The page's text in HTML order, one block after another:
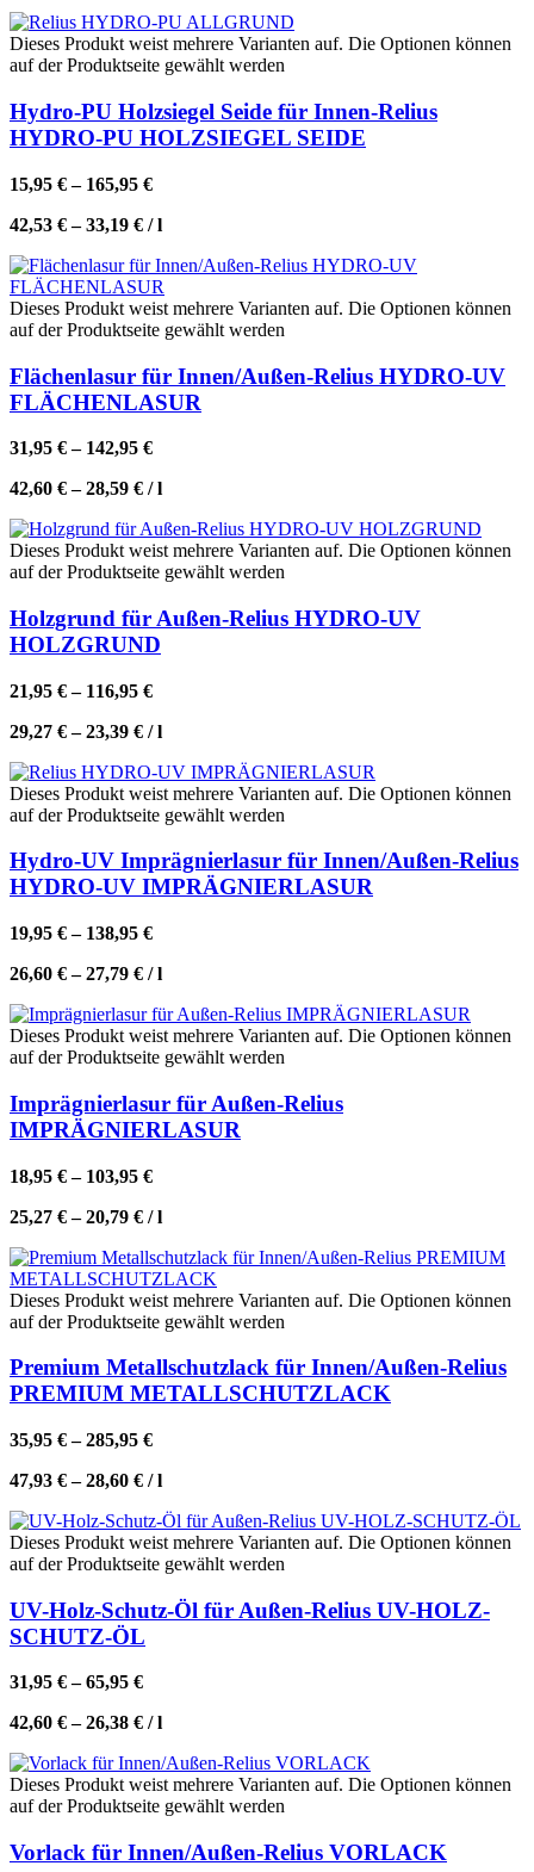
Dieses Produkt weist mehrere Varianten auf. Die Optionen können
auf der Produktseite gewählt werden
Hydro-PU Holzsiegel Seide für Innen-Relius
HYDRO-PU HOLZSIEGEL SEIDE
15,95 €– 165,95 €
42,53 €–33,19 € /l
Dieses Produkt weist mehrere Varianten auf. Die Optionen können
auf der Produktseite gewählt werden
Flächenlasur für Innen/Außen-Relius HYDRO-UV
FLÄCHENLASUR
31,95 €– 142,95 €
42,60 €–28,59 € /l
Dieses Produkt weist mehrere Varianten auf. Die Optionen können
auf der Produktseite gewählt werden
Holzgrund für Außen-Relius HYDRO-UV
HOLZGRUND
21,95 €– 116,95 €
29,27 €–23,39 € /l
Dieses Produkt weist mehrere Varianten auf. Die Optionen können
auf der Produktseite gewählt werden
Hydro-UV Imprägnierlasur für Innen/Außen-Relius
HYDRO-UV IMPRÄGNIERLASUR
19,95 €– 138,95 €
26,60 €–27,79 € /l
Dieses Produkt weist mehrere Varianten auf. Die Optionen können
auf der Produktseite gewählt werden
Imprägnierlasur für Außen-Relius
IMPRÄGNIERLASUR
18,95 €– 103,95 €
25,27 €–20,79 € /l
Dieses Produkt weist mehrere Varianten auf. Die Optionen können
auf der Produktseite gewählt werden
Premium Metallschutzlack für Innen/Außen-Relius
PREMIUM METALLSCHUTZLACK
35,95 €–285,95 €
47,93 €–28,60 € /l
Dieses Produkt weist mehrere Varianten auf. Die Optionen können
auf der Produktseite gewählt werden
UV-Holz-Schutz-Öl für Außen-Relius UV-HOLZ-
SCHUTZ-ÖL
31,95 €–65,95 €
42,60 €–26,38 € /l
Dieses Produkt weist mehrere Varianten auf. Die Optionen können
auf der Produktseite gewählt werden
Vorlack für Innen/Außen-Relius VORLACK